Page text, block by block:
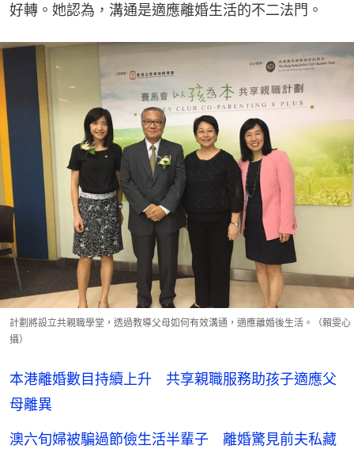
好轉。她認為，溝通是適應離婚生活的不二法門。
計劃將設立共親職學堂，透過教導父母如何有效溝通，適應離婚後生活。（賴雯心
攝）
本港離婚數目持續上升 共享親職服務助孩子適應父
母離異
澳六旬婦被騙過節儉生活半輩子 離婚驚見前夫私藏